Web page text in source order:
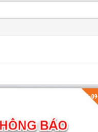
21:19:54 28-